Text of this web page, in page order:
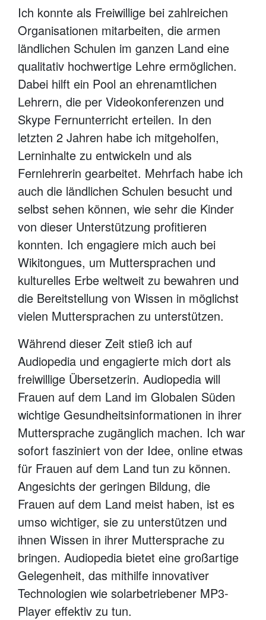
Ich konnte als Freiwillige bei zahlreichen
Organisationen mitarbeiten, die armen
ländlichen Schulen im ganzen Land eine
qualitativ hochwertige Lehre ermöglichen.
Dabei hilft ein Pool an ehrenamtlichen
Lehrern, die per Videokonferenzen und
Skype Fernunterricht erteilen. In den
letzten 2 Jahren habe ich mitgeholfen,
Lerninhalte zu entwickeln und als
Fernlehrerin gearbeitet. Mehrfach habe ich
auch die ländlichen Schulen besucht und
selbst sehen können, wie sehr die Kinder
von dieser Unterstützung profitieren
konnten. Ich engagiere mich auch bei
Wikitongues, um Muttersprachen und
kulturelles Erbe weltweit zu bewahren und
die Bereitstellung von Wissen in möglichst
vielen Muttersprachen zu unterstützen.
Während dieser Zeit stieß ich auf
Audiopedia und engagierte mich dort als
freiwillige Übersetzerin. Audiopedia will
Frauen auf dem Land im Globalen Süden
wichtige Gesundheitsinformationen in ihrer
Muttersprache zugänglich machen. Ich war
sofort fasziniert von der Idee, online etwas
für Frauen auf dem Land tun zu können.
Angesichts der geringen Bildung, die
Frauen auf dem Land meist haben, ist es
umso wichtiger, sie zu unterstützen und
ihnen Wissen in ihrer Muttersprache zu
bringen. Audiopedia bietet eine großartige
Gelegenheit, das mithilfe innovativer
Technologien wie solarbetriebener MP3-
Player effektiv zu tun.